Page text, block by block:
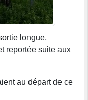
longue,
reportée suite aux
au départ de ce